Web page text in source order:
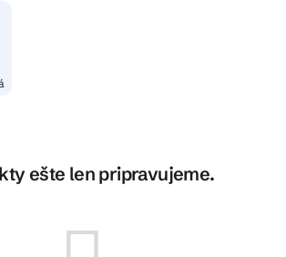
ešte len pripravujeme.